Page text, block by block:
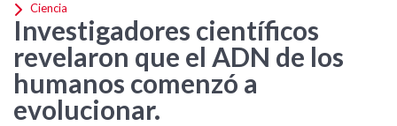
Ciencia
Investigadores científicos
revelaron que el ADN de los
humanos comenzó a
evolucionar.